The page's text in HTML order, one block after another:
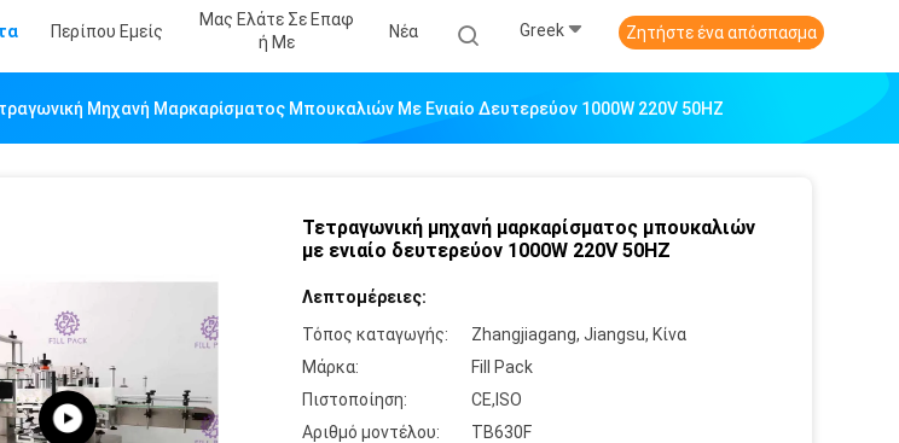
Περίπου Εμείς
Μας Ελάτε Σε Επαφ
Ή Με
Νέα Greek Ζητήστε ένα απόσπασμα
Μηχανή Μαρκαρίσματος Μπουκαλιών Με Ενιαίο Δευτερεύον 1000W 220V 50HZ
Τετραγωνική μηχανή μαρκαρίσματος μπουκαλιών
με ενιαίο δευτερεύον 1000W 220V 50HZ
Λεπτομέρειες:
Τόπος καταγωγής:
Zhangjiagang, Jiangsu, Κίνα
Μάρκα:
Fill Pack
Πιστοποίηση:
CE,ISO
Αριθμό μοντέλου:
TB630F